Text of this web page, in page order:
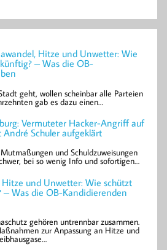
Hitze und Unwetter: Wie
– Was die OB-
geht, wollen scheinbar alle Parteien
gab es dazu einen…
Vermuteter Hacker-Angriff auf
Schuler aufgeklärt
und Schuldzuweisungen
bei so wenig Info und sofortigen…
Hitze und Unwetter: Wie schützt
– Was die OB-Kandidierenden
gehören untrennbar zusammen.
zur Anpassung an Hitze und